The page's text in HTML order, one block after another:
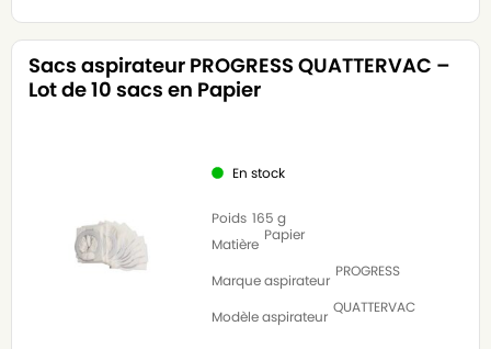
Sacs aspirateur PROGRESS QUATTERVAC –
Lot de 10 sacs en Papier
En stock
Poids 165 g
Matière
Papier
Marque aspirateur
PROGRESS
Modèle aspirateur
QUATTERVAC